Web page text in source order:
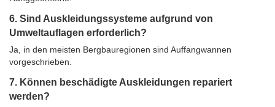
6. Sind Auskleidungssysteme aufgrund von
Umweltauflagen erforderlich?
Ja, in den meisten Bergbauregionen sind Auffangwannen
vorgeschrieben.
7. Können beschädigte Auskleidungen repariert
werden?